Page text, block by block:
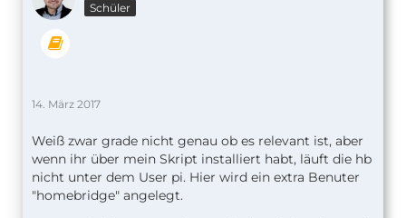
Schüler
14. März 2017
Weiß zwar grade nicht genau ob es relevant ist, aber
wenn ihr über mein Skript installiert habt, läuft die hb
nicht unter dem User pi. Hier wird ein extra Benuter
"homebridge" angelegt.